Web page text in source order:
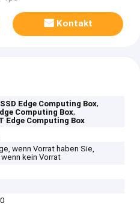
Kontakt
SSD Edge Computing Box,
Computing Box,
Edge Computing Box
wenn Vorrat haben Sie,
wenn kein Vorrat